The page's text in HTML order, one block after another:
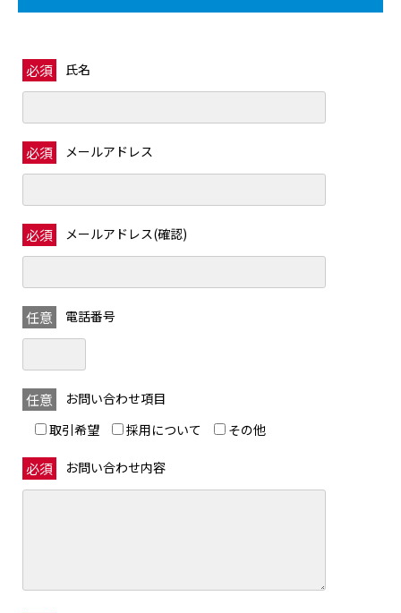
必須 氏名
必須 メールアドレス
必須 メールアドレス(確認)
任意 電話番号
任意
お問い合わせ項目
取引希望
採用について その他
必須 お問い合わせ内容